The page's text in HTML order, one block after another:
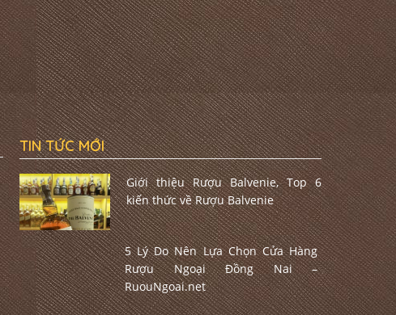
TIN TỨC MỚI
Giới thiệu Rượu Balvenie, Top 6
kiến thức về Rượu Balvenie
5 Lý Do Nên Lựa Chọn Cửa Hàng
Rượu Ngoại Đồng Nai –
RuouNgoai.net